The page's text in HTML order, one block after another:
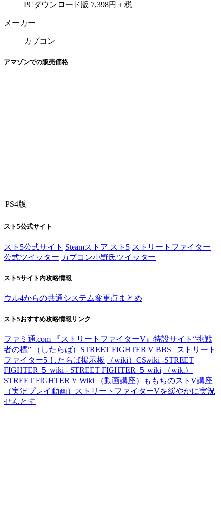
PCダウンロード版 7,398円＋税
メーカー
カプコン
アマゾンでの販売価格
PS4版
スト5公式サイト
スト5公式サイト Steamストア スト5 ストリートファイター
公式ツイッター カプコン小野氏ツイッター
スト5サイト内攻略情報
ウル4からの共通システム変更点まとめ
スト5おすすめ攻略情報リンク
ファミ通.com 『ストリートファイターV』特設サイト“挑戦
者の標”
（したらば）STREET FIGHTER V BBS | ストリート
ファイター5 したらば掲示板
（wiki）CSwiki -STREET
FIGHTER ５ wiki - STREET FIGHTER ５ wiki
（wiki）
STREET FIGHTER V Wiki
（動画講座）ももちのストV講座
（実況プレイ動画）ストリートファイターVを緩やかに実況
せんとす